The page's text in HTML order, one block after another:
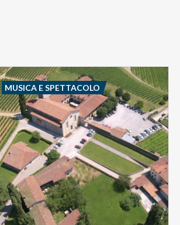
MUSICA E SPETTACOLO